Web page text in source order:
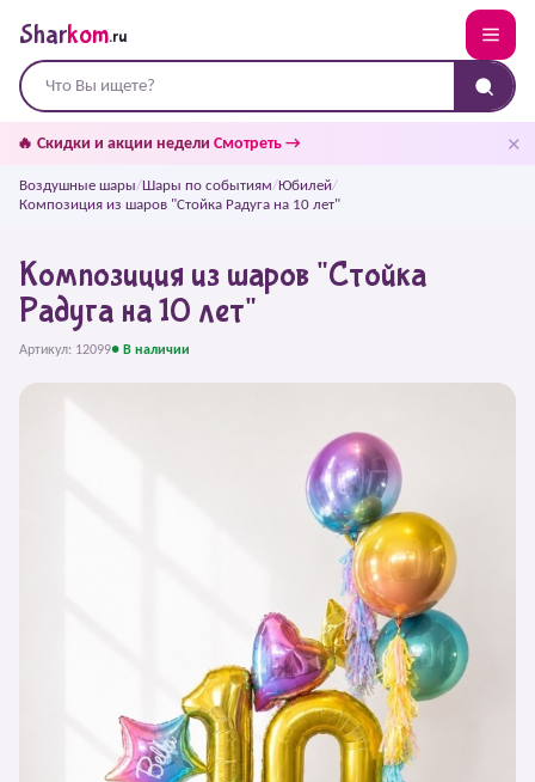
Sharkom.ru
🔥 Скидки и акции недели Смотреть → ✕
Воздушные шары/Шары по событиям/Юбилей/
Композиция из шаров "Стойка Радуга на 10 лет"
Композиция из шаров "Стойка
Радуга на 10 лет"
Артикул: 12099● В наличии